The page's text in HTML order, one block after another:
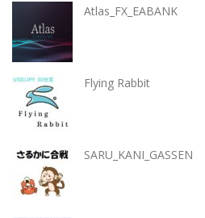
Atlas_FX_EABANK
Flying Rabbit
SARU_KANI_GASSEN